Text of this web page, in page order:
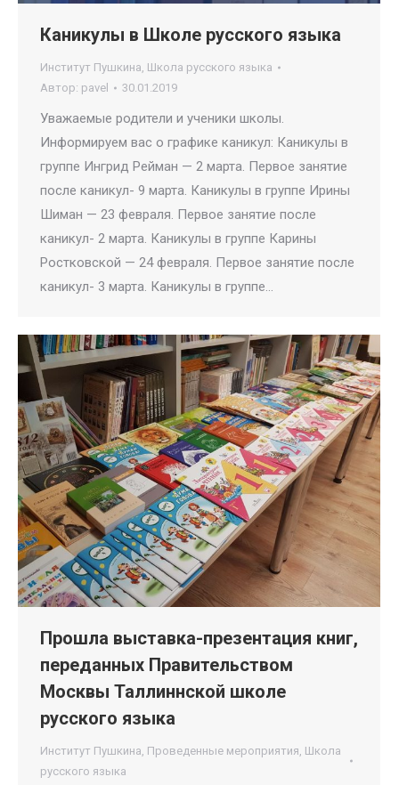
Каникулы в Школе русского языка
Институт Пушкина, Школа русского языка
Автор: pavel 30.01.2019
Уважаемые родители и ученики школы.
Информируем вас о графике каникул: Каникулы в
группе Ингрид Рейман — 2 марта. Первое занятие
после каникул- 9 марта. Каникулы в группе Ирины
Шиман — 23 февраля. Первое занятие после
каникул- 2 марта. Каникулы в группе Карины
Ростковской — 24 февраля. Первое занятие после
каникул- 3 марта. Каникулы в группе…
Прошла выставка-презентация книг,
переданных Правительством
Москвы Таллиннской школе
русского языка
Институт Пушкина Проведенные мероприятия Школа
русского языка